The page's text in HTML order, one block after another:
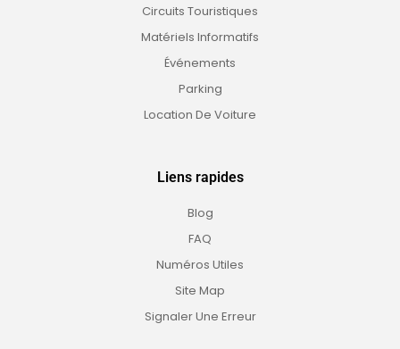
Circuits Touristiques
Matériels Informatifs
Événements
Parking
Location De Voiture
Liens rapides
Blog
FAQ
Numéros Utiles
Site Map
Signaler Une Erreur